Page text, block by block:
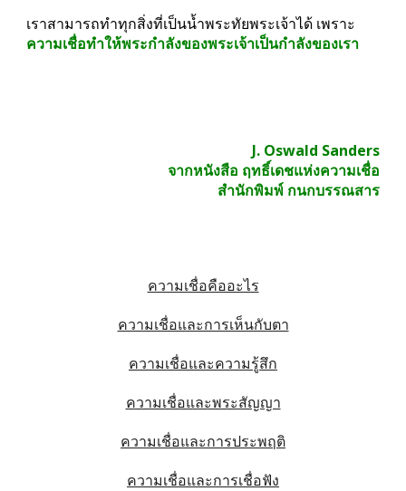
เราสามารถทำทุกสิ่งที่เป็นน้ำพระทัยพระเจ้าได้ เพราะ
ความเชื่อทำให้พระกำลังของพระเจ้าเป็นกำลังของเรา
J. Oswald Sanders
จากหนังสือ ฤทธิ์เดชแห่งความเชื่อ
สำนักพิมพ์ กนกบรรณสาร
ความเชื่อคืออะไร
ความเชื่อและการเห็นกับตา
ความเชื่อและความรู้สึก
ความเชื่อและพระสัญญา
ความเชื่อและการประพฤติ
ความเชื่อและการเชื่อฟัง